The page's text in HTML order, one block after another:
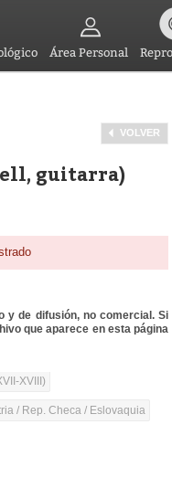
Área Personal
VOLVER
guitarra)
y de difusión, no comercial. Si
que aparece en esta página
XVIII)
/ Rep. Checa / Eslovaquia